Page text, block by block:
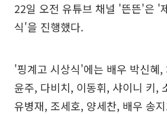
22일 오전 유튜브 채널 '뜬뜬'은 '
식'을 진행했다.
'핑계고 시상식'에는 배우 박신혜,
윤주, 다비치, 이동휘, 샤이니 키,
유병재, 조세호, 양세찬, 배우 송